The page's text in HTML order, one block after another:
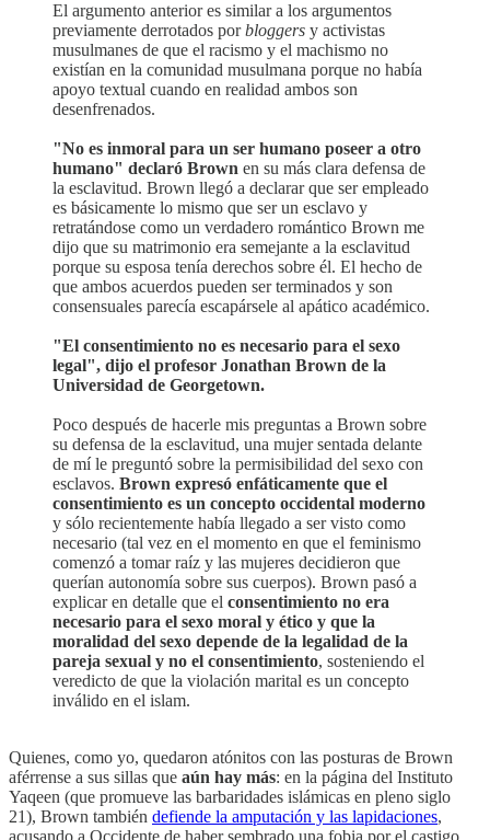
El argumento anterior es similar a los argumentos
previamente derrotados porbloggers y activistas
musulmanes de que el racismo y el machismo no
existían en la comunidad musulmana porque no había
apoyo textual cuando en realidad ambos son
desenfrenados.
"No es inmoral para un ser humano poseer a otro
humano" declaró Brown en su más clara defensa de
la esclavitud. Brown llegó a declarar que ser empleado
es básicamente lo mismo que ser un esclavo y
retratándose como un verdadero romántico Brown me
dijo que su matrimonio era semejante a la esclavitud
porque su esposa tenía derechos sobre él. El hecho de
que ambos acuerdos pueden ser terminados y son
consensuales parecía escapársele al apático académico.
"El consentimiento no es necesario para el sexo
legal", dijo el profesor Jonathan Brown de la
Universidad de Georgetown.
Poco después de hacerle mis preguntas a Brown sobre
su defensa de la esclavitud, una mujer sentada delante
de mí le preguntó sobre la permisibilidad del sexo con
esclavos. Brown expresó enfáticamente que el
consentimiento es un concepto occidental moderno
y sólo recientemente había llegado a ser visto como
necesario (tal vez en el momento en que el feminismo
comenzó a tomar raíz y las mujeres decidieron que
querían autonomía sobre sus cuerpos). Brown pasó a
explicar en detalle que el consentimiento no era
necesario para el sexo moral y ético y que la
moralidad del sexo depende de la legalidad de la
pareja sexual y no el consentimiento, sosteniendo el
veredicto de que la violación marital es un concepto
inválido en el islam.
Quienes, como yo, quedaron atónitos con las posturas de Brown
aférrense a sus sillas que aún hay más: en la página del Instituto
Yaqeen (que promueve las barbaridades islámicas en pleno siglo
21), Brown también defiende la amputación y las lapidaciones,
acusando a Occidente de haber sembrado una fobia por el castigo